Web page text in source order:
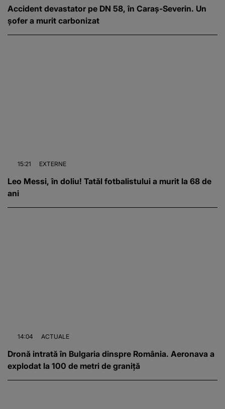
Accident devastator pe DN 58, în Caraș-Severin. Un
șofer a murit carbonizat
15:21 EXTERNE
Leo Messi, în doliu! Tatăl fotbalistului a murit la 68 de
ani
14:04 ACTUALE
Dronă intrată în Bulgaria dinspre România. Aeronava a
explodat la 100 de metri de graniță